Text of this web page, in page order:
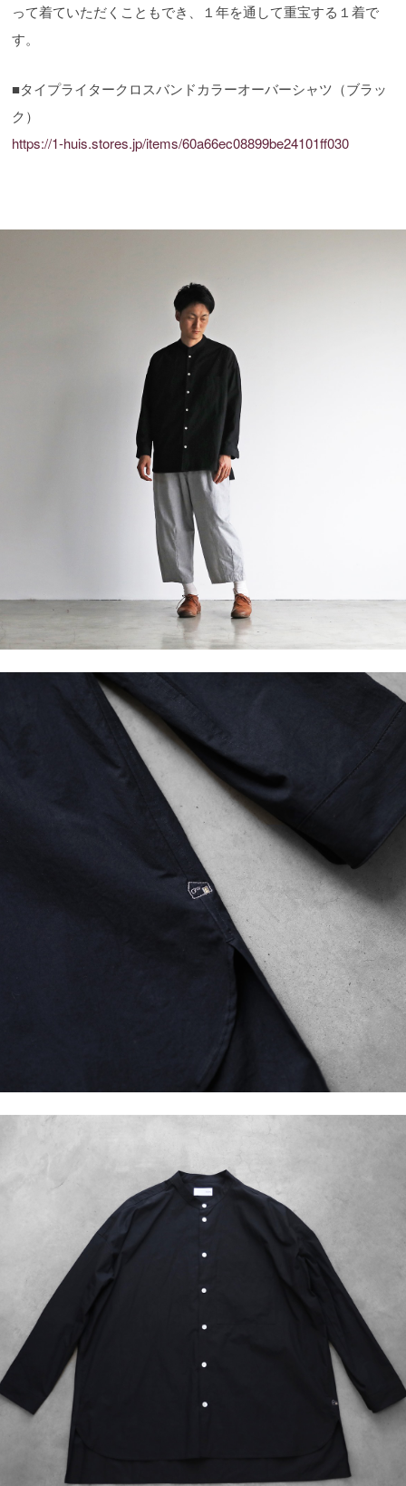
って着ていただくこともでき、１年を通して重宝する１着で
す。
■タイプライタークロスバンドカラーオーバーシャツ（ブラッ
ク）
https://1-huis.stores.jp/items/60a66ec08899be24101ff030